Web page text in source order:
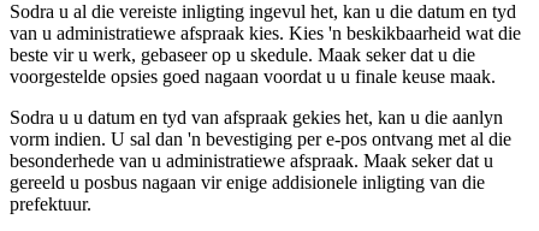
Sodra u al die vereiste inligting ingevul het, kan u die datum en tyd
van u administratiewe afspraak kies. Kies 'n beskikbaarheid wat die
beste vir u werk, gebaseer op u skedule. Maak seker dat u die
voorgestelde opsies goed nagaan voordat u u finale keuse maak.
Sodra u u datum en tyd van afspraak gekies het, kan u die aanlyn
vorm indien. U sal dan 'n bevestiging per e-pos ontvang met al die
besonderhede van u administratiewe afspraak. Maak seker dat u
gereeld u posbus nagaan vir enige addisionele inligting van die
prefektuur.